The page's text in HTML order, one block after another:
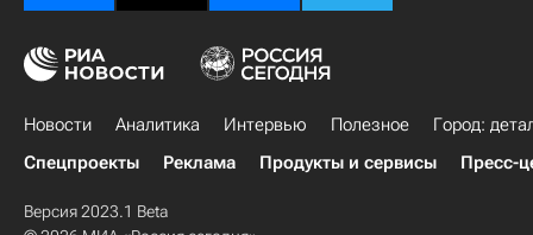
Новости Аналитика Интервью Полезное
Город:
Спецпроекты
Реклама Продукты и сервисы Пресс-
Версия 2023.1 Beta